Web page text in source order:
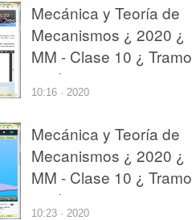
Mecánica y Teoría de
Mecanismos ¿ 2020 ¿
MM - Clase 10 ¿ Tramo
02 de 10
10:16 · 2020
Mecánica y Teoría de
Mecanismos ¿ 2020 ¿
MM - Clase 10 ¿ Tramo
03 de 10
10:23 · 2020